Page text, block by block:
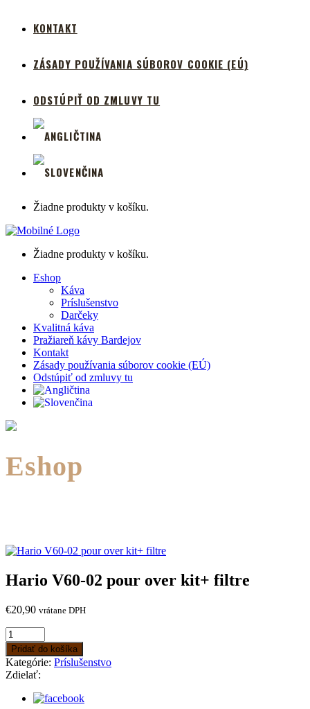
KONTAKT
ZÁSADY POUŽÍVANIA SÚBOROV COOKIE (EÚ)
ODSTÚPIŤ OD ZMLUVY TU
Žiadne produkty v košíku.
Žiadne produkty v košíku.
Eshop
Káva
Príslušenstvo
Darčeky
Kvalitná káva
Pražiareň kávy Bardejov
Kontakt
Zásady používania súborov cookie (EÚ)
Odstúpiť od zmluvy tu
Eshop
Hario V60-02 pour over kit+ filtre
€20,90 vrátane DPH
Pridať do košíka
Kategórie: Príslušenstvo
Zdielať: